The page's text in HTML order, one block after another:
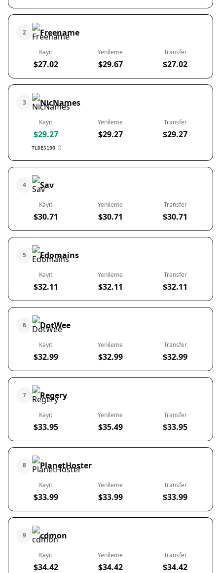
2 Freename
Kayıt
$27.02
Yenileme
$29.67
Transfer
$27.02
3 NicNames
Kayıt
$29.27
TLDES100
Yenileme
$29.27
Transfer
$29.27
4 Sav
Kayıt
$30.71
Yenileme
$30.71
Transfer
$30.71
5 Edomains
Kayıt
$32.11
Yenileme
$32.11
Transfer
$32.11
6 DotWee
Kayıt
$32.99
Yenileme
$32.99
Transfer
$32.99
7 Regery
Kayıt
$33.95
Yenileme
$35.49
Transfer
$33.95
8 PlanetHoster
Kayıt
$33.99
Yenileme
$33.99
Transfer
$33.99
9 cdmon
Kayıt
$34.42
Yenileme
$34.42
Transfer
$34.42